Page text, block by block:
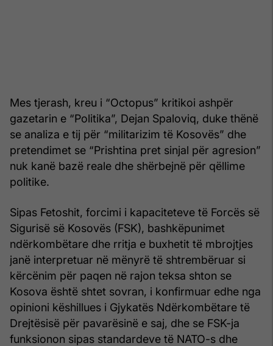
Mes tjerash, kreu i “Octopus” kritikoi ashpër
gazetarin e “Politika”, Dejan Spaloviq, duke thënë
se analiza e tij për “militarizim të Kosovës” dhe
pretendimet se “Prishtina pret sinjal për agresion”
nuk kanë bazë reale dhe shërbejnë për qëllime
politike.
Sipas Fetoshit, forcimi i kapaciteteve të Forcës së
Sigurisë së Kosovës (FSK), bashkëpunimet
ndërkombëtare dhe rritja e buxhetit të mbrojtjes
janë interpretuar në mënyrë të shtrembëruar si
kërcënim për paqen në rajon teksa shton se
Kosova është shtet sovran, i konfirmuar edhe nga
opinioni këshillues i Gjykatës Ndërkombëtare të
Drejtësisë për pavarësinë e saj, dhe se FSK-ja
funksionon sipas standardeve të NATO-s dhe